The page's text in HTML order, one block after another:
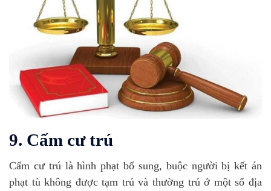
9. Cấm cư trú
Cấm cư trú là hình phạt bổ sung, buộc người bị kết án
phạt tù không được tạm trú và thường trú ở một số địa